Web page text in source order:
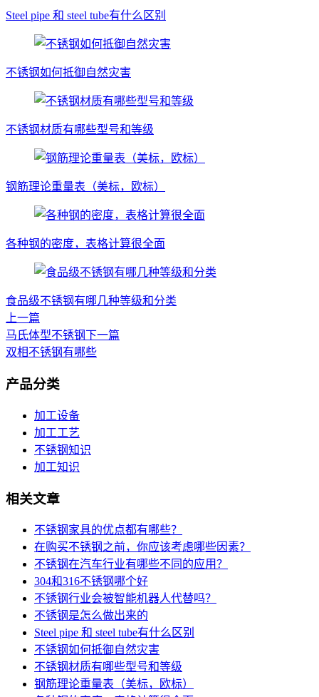
Steel pipe 和 steel tube有什么区别
不锈钢如何抵御自然灾害
不锈钢材质有哪些型号和等级
钢筋理论重量表（美标，欧标）
各种钢的密度，表格计算很全面
食品级不锈钢有哪几种等级和分类
上一篇
马氏体型不锈钢下一篇
双相不锈钢有哪些
产品分类
加工设备
加工工艺
不锈钢知识
加工知识
相关文章
不锈钢家具的优点都有哪些？
在购买不锈钢之前，你应该考虑哪些因素？
不锈钢在汽车行业有哪些不同的应用？
304和316不锈钢哪个好
不锈钢行业会被智能机器人代替吗？
不锈钢是怎么做出来的
Steel pipe 和 steel tube有什么区别
不锈钢如何抵御自然灾害
不锈钢材质有哪些型号和等级
钢筋理论重量表（美标，欧标）